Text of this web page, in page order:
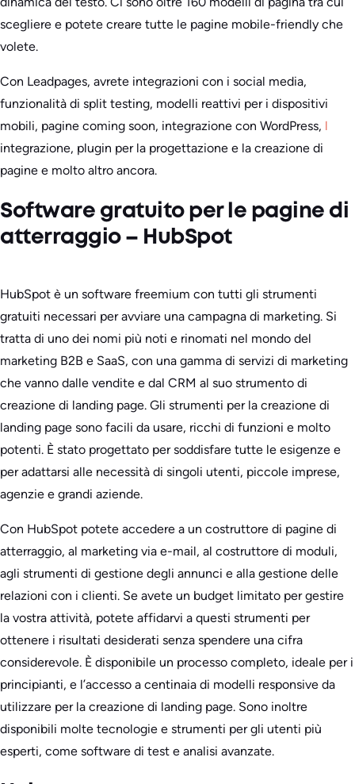
scegliere e potete creare tutte le pagine mobile-friendly che
volete.
Con Leadpages, avrete integrazioni con i social media,
funzionalità di split testing, modelli reattivi per i dispositivi
mobili, pagine coming soon, integrazione con WordPress, l
integrazione, plugin per la progettazione e la creazione di
pagine e molto altro ancora.
Software gratuito per le pagine di
atterraggio – HubSpot
HubSpot è un software freemium con tutti gli strumenti
gratuiti necessari per avviare una campagna di marketing. Si
tratta di uno dei nomi più noti e rinomati nel mondo del
marketing B2B e SaaS, con una gamma di servizi di marketing
che vanno dalle vendite e dal CRM al suo strumento di
creazione di landing page. Gli strumenti per la creazione di
landing page sono facili da usare, ricchi di funzioni e molto
potenti. È stato progettato per soddisfare tutte le esigenze e
per adattarsi alle necessità di singoli utenti, piccole imprese,
agenzie e grandi aziende.
Con HubSpot potete accedere a un costruttore di pagine di
atterraggio, al marketing via e-mail, al costruttore di moduli,
agli strumenti di gestione degli annunci e alla gestione delle
relazioni con i clienti. Se avete un budget limitato per gestire
la vostra attività, potete affidarvi a questi strumenti per
ottenere i risultati desiderati senza spendere una cifra
considerevole. È disponibile un processo completo, ideale per i
principianti, e l’accesso a centinaia di modelli responsive da
utilizzare per la creazione di landing page. Sono inoltre
disponibili molte tecnologie e strumenti per gli utenti più
esperti, come software di test e analisi avanzate.